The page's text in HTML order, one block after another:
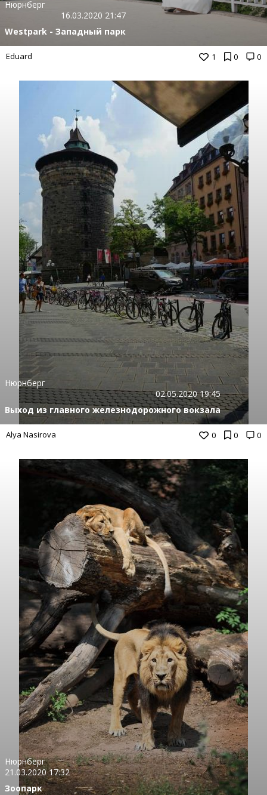
1 0 0
Нюрнберг
16.03.2020 21:47
Westpark - Западный парк
Eduard
0 0 0
Нюрнберг
02.05.2020 19:45
Выход из главного железнодорожного вокзала
Alya Nasirova
Нюрнберг
21.03.2020 17:32
Зоопарк